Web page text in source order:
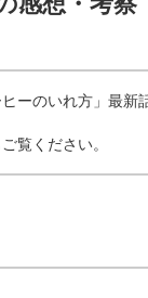
ーのいれ方」最新
覧ください。